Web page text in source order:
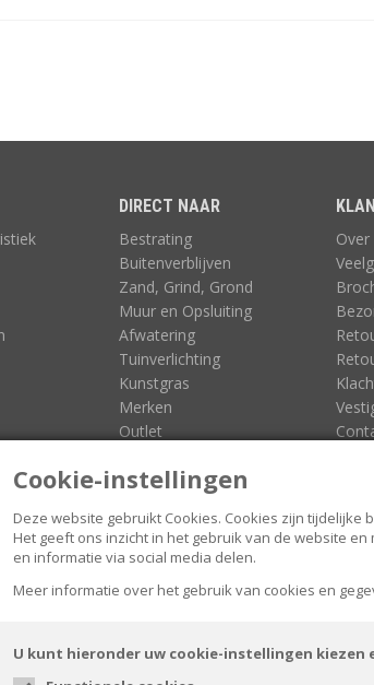
Cookie-instellingen
Deze website gebruikt Cookies. Cookies zijn tijdelijke
Het geeft ons inzicht in het gebruik van de website
en informatie via social media delen.
Meer informatie over het gebruik van cookies en
U kunt hieronder uw cookie-instellingen kiezen
DIRECT NAAR
Bestrating
Buitenverblijven
Zand, Grind, Grond
Muur en Opsluiting
Afwatering
Tuinverlichting
Kunstgras
Merken
Outlet